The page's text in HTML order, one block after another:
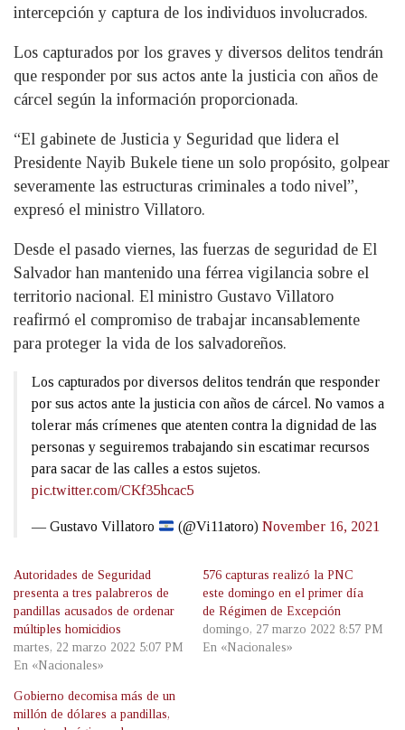
intercepción y captura de los individuos involucrados.
Los capturados por los graves y diversos delitos tendrán
que responder por sus actos ante la justicia con años de
cárcel según la información proporcionada.
“El gabinete de Justicia y Seguridad que lidera el
Presidente Nayib Bukele tiene un solo propósito, golpear
severamente las estructuras criminales a todo nivel”,
expresó el ministro Villatoro.
Desde el pasado viernes, las fuerzas de seguridad de El
Salvador han mantenido una férrea vigilancia sobre el
territorio nacional. El ministro Gustavo Villatoro
reafirmó el compromiso de trabajar incansablemente
para proteger la vida de los salvadoreños.
Los capturados por diversos delitos tendrán que responder
por sus actos ante la justicia con años de cárcel. No vamos a
tolerar más crímenes que atenten contra la dignidad de las
personas y seguiremos trabajando sin escatimar recursos
para sacar de las calles a estos sujetos.
pic.twitter.com/CKf35hcac5
— Gustavo Villatoro (@Vi11atoro)November 16, 2021
Autoridades de Seguridad
presenta a tres palabreros de
pandillas acusados de ordenar
múltiples homicidios
martes, 22 marzo 2022 5:07 PM
En «Nacionales»
576 capturas realizó la PNC
este domingo en el primer día
de Régimen de Excepción
domingo, 27 marzo 2022 8:57 PM
En «Nacionales»
Gobierno decomisa más de un
millón de dólares a pandillas,